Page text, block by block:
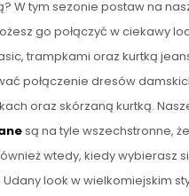
W tym sezonie postaw na
go połączyć w ciekawy
trampkami oraz kurtką
połączenie dresów
oraz skórzaną kurtką.
są na tyle wszechstronne,
wtedy, kiedy wybierasz
look w wielkomiejskim